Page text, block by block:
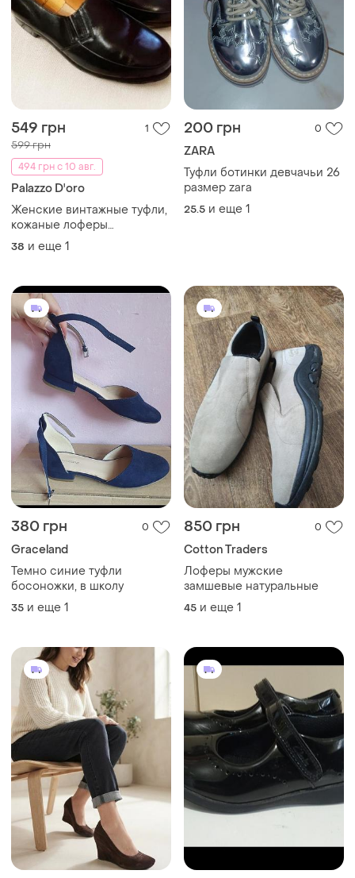
549 грн 1
599 грн
494 грн с 10 авг.
Palazzo D'oro
Женские винтажные туфли,
кожаные лоферы
palazzo,р.38-38,5
38 и еще 1
200 грн 0
ZARA
Туфли ботинки девчачьи 26
размер zara
25.5 и еще 1
380 грн 0
Graceland
Темно синие туфли
босоножки, в школу
35 и еще 1
850 грн 0
Cotton Traders
Лоферы мужские
замшевые натуральные
45 и еще 1